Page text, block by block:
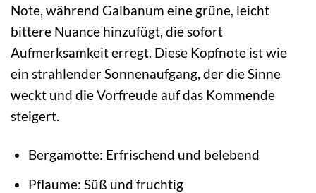
Note, während Galbanum eine grüne, leicht
bittere Nuance hinzufügt, die sofort
Aufmerksamkeit erregt. Diese Kopfnote ist wie
ein strahlender Sonnenaufgang, der die Sinne
weckt und die Vorfreude auf das Kommende
steigert.
Bergamotte: Erfrischend und belebend
Pflaume: Süß und fruchtig